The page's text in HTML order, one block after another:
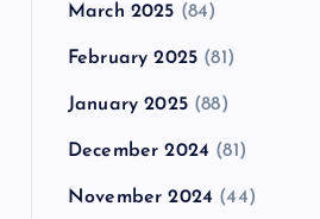
March 2025 (84)
February 2025 (81)
January 2025(88)
December 2024 (81)
November 2024 (44)